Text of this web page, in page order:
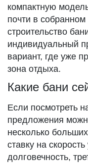
компактную
почти в
строительство
индивидуальный
вариант, где уже
зона отдыха.
Какие бани
Если посмотреть
предложения
несколько
ставку на
долговечность,